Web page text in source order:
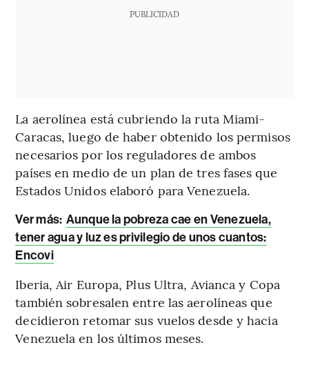
PUBLICIDAD
La aerolínea está cubriendo la ruta Miami-
Caracas, luego de haber obtenido los permisos
necesarios por los reguladores de ambos
países en medio de un plan de tres fases que
Estados Unidos elaboró para Venezuela.
Ver más: Aunque la pobreza cae en Venezuela,
tener agua y luz es privilegio de unos cuantos:
Encovi
Iberia, Air Europa, Plus Ultra, Avianca y Copa
también sobresalen entre las aerolíneas que
decidieron retomar sus vuelos desde y hacia
Venezuela en los últimos meses.